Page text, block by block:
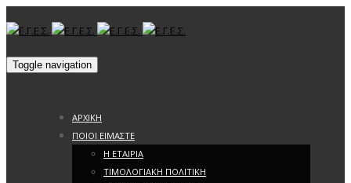
Toggle navigation
ΑΡΧΙΚΗ
ΠΟΙΟΙ ΕΙΜΑΣΤΕ
Η ΕΤΑΙΡΙΑ
ΤΙΜΟΛΟΓΙΑΚΗ ΠΟΛΙΤΙΚΗ